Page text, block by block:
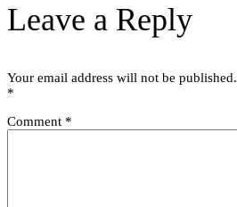
Leave a Reply
Your email address will not be published.
*
Comment *